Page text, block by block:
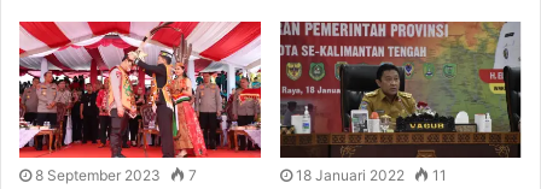
8 September 2023 7 18 Januari 2022 11